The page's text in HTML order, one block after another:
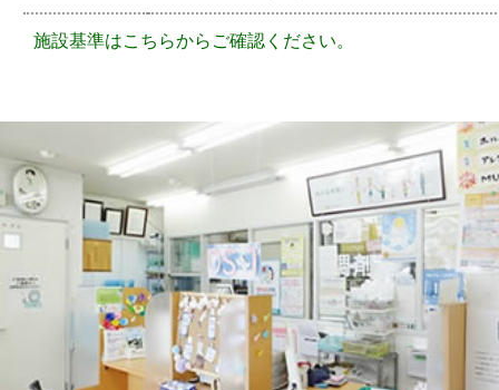
施設基準はこちらからご確認ください。